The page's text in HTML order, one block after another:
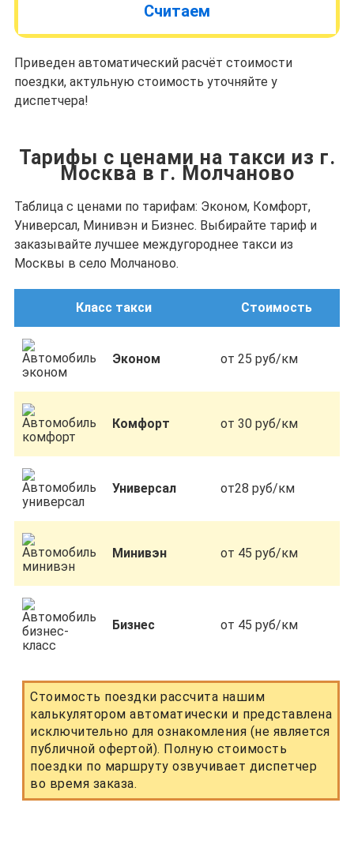
Считаем
Приведен автоматический расчёт стоимости
поездки, актульную стоимость уточняйте у
диспетчера!
Тарифы с ценами на такси из г.
Москва в г. Молчаново
Таблица с ценами по тарифам: Эконом, Комфорт,
Универсал, Минивэн и Бизнес. Выбирайте тариф и
заказывайте лучшее междугороднее такси из
Москвы в село Молчаново.
Класс такси Стоимость
Эконом от 25 руб/км
Комфорт от 30 руб/км
Универсал от28 руб/км
Минивэн от 45 руб/км
Бизнес от 45 руб/км
Стоимость поездки рассчита нашим
калькулятором автоматически и представлена
исключительно для ознакомления (не является
публичной офертой). Полную стоимость
поездки по маршруту озвучивает диспетчер
во время заказа.